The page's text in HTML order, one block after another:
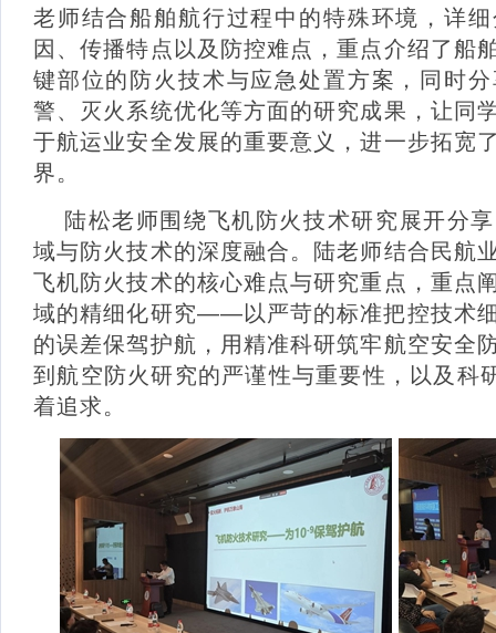
老师结合船舶航行过程中的特殊环境，详
因、传播特点以及防控难点，重点介绍了船
键部位的防火技术与应急处置方案，同时
警、灭火系统优化等方面的研究成果，让同
于航运业安全发展的重要意义，进一步拓宽
界。
陆松老师围绕飞机防火技术研究展开分
域与防火技术的深度融合。陆老师结合民航
飞机防火技术的核心难点与研究重点，重点
域的精细化研究——以严苛的标准把控技术
的误差保驾护航，用精准科研筑牢航空安全
到航空防火研究的严谨性与重要性，以及科
着追求。